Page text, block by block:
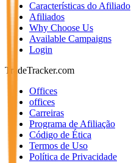
Características do Afiliado
Afiliados
Why Choose Us
Available Campaigns
Login
TradeTracker.com
Offices
offices
Carreiras
Programa de Afiliação
Código de Ética
Termos de Uso
Política de Privacidade